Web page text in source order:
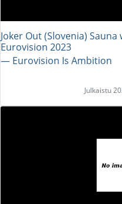
Joker Out (Slovenia)
Eurovision 2023
― Eurovision Is Ambition
Julkaistu